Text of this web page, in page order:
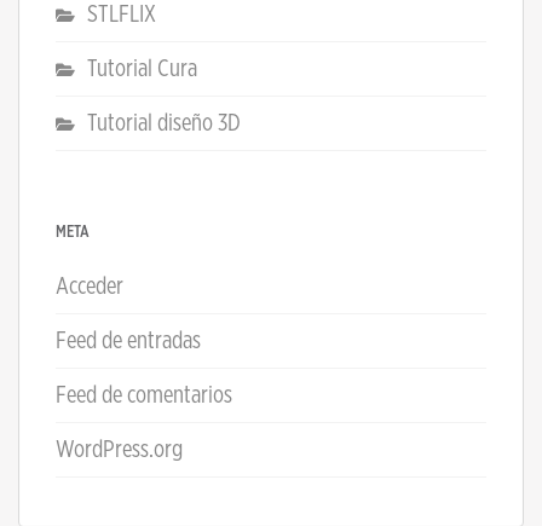
STLFLIX
Tutorial Cura
Tutorial diseño 3D
META
Acceder
Feed de entradas
Feed de comentarios
WordPress.org